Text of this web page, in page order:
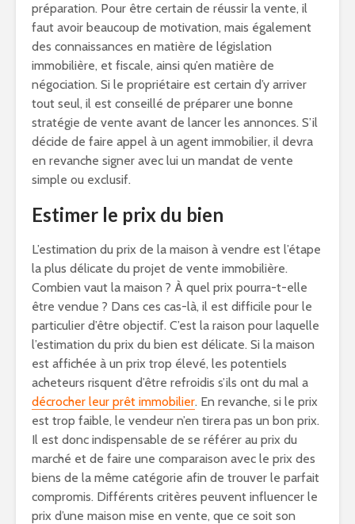
préparation. Pour être certain de réussir la vente, il
faut avoir beaucoup de motivation, mais également
des connaissances en matière de législation
immobilière, et fiscale, ainsi qu’en matière de
négociation. Si le propriétaire est certain d’y arriver
tout seul, il est conseillé de préparer une bonne
stratégie de vente avant de lancer les annonces. S’il
décide de faire appel à un agent immobilier, il devra
en revanche signer avec lui un mandat de vente
simple ou exclusif.
Estimer le prix du bien
L’estimation du prix de la maison à vendre est l’étape
la plus délicate du projet de vente immobilière.
Combien vaut la maison ? À quel prix pourra-t-elle
être vendue ? Dans ces cas-là, il est difficile pour le
particulier d’être objectif. C’est la raison pour laquelle
l’estimation du prix du bien est délicate. Si la maison
est affichée à un prix trop élevé, les potentiels
acheteurs risquent d’être refroidis s’ils ont du mal a
décrocher leur prêt immobilier. En revanche, si le prix
est trop faible, le vendeur n’en tirera pas un bon prix.
Il est donc indispensable de se référer au prix du
marché et de faire une comparaison avec le prix des
biens de la même catégorie afin de trouver le parfait
compromis. Différents critères peuvent influencer le
prix d’une maison mise en vente, que ce soit son